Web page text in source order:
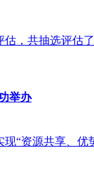
，共抽选评估
举办
“资源共享、